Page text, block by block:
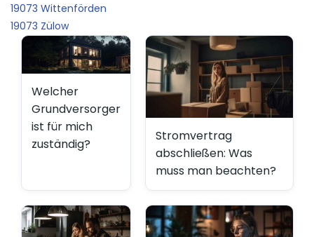
19073 Wittenförden
19073 Zülow
Welcher
Grundversorger
ist für mich
zuständig?
Stromvertrag
abschließen: Was
muss man beachten?